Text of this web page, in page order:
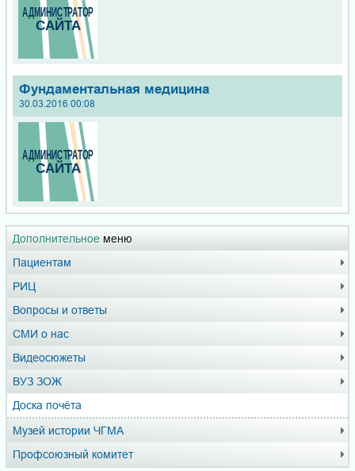
Дополнительное меню
Пациентам
РИЦ
Вопросы и ответы
СМИ о нас
Видеосюжеты
ВУЗ ЗОЖ
Доска почёта
Музей истории ЧГМА
Профсоюзный комитет
Фундаментальная медицина
30.03.2016 00:08